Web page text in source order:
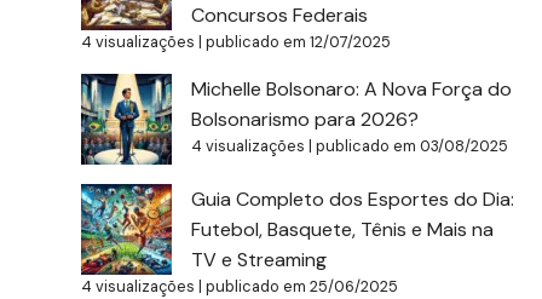
Concursos Federais
4 visualizações |publicado em 12/07/2025
Michelle Bolsonaro: A Nova Força do
Bolsonarismo para 2026?
4 visualizações |publicado em 03/08/2025
Guia Completo dos Esportes do Dia:
Futebol, Basquete, Tênis e Mais na
TV e Streaming
4 visualizações |publicado em 25/06/2025